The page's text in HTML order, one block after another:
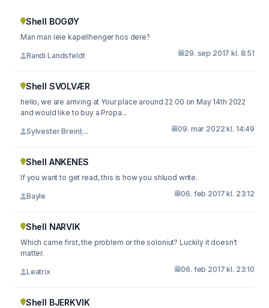
Shell BOGØY
Man man leie kapellhenger hos dere?
Randi Landsfeldt 29. sep 2017 kl. 8:51
Shell SVOLVÆR
hello, we are arriving at Your place around 22.00 on May 14th 2022
and would like to buy a Propa...
Sylvester Breinl;... 09. mar 2022 kl. 14:49
Shell ANKENES
If you want to get read, this is how you shluod write.
Bayle 06. feb 2017 kl. 23:12
Shell NARVIK
Which came first, the problem or the soloniut? Luckily it doesn't
matter.
Leatrix 06. feb 2017 kl. 23:10
Shell BJERKVIK